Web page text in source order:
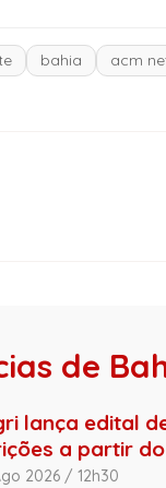
bahia
acm
de
lança edital
a partir
2026 / 12h30